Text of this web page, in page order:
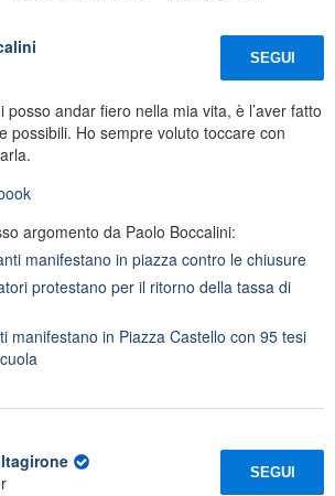
SEGUI
posso andar fiero nella mia vita, è l’aver fatto
possibili. Ho sempre voluto toccare con
argomento da Paolo Boccalini:
manifestano in piazza contro le chiusure
protestano per il ritorno della tassa di
manifestano in Piazza Castello con 95 tesi
SEGUI